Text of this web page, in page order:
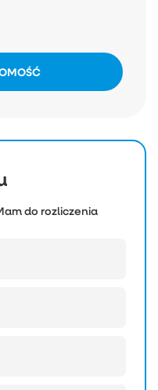
do rozliczenia